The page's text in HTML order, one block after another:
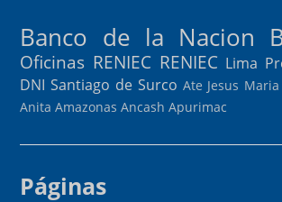
Banco de la Nacion
Oficinas RENIEC RENIEC Lima
DNI Santiago de Surco Ate Jesus Maria
Anita Amazonas Ancash Apurimac
Páginas